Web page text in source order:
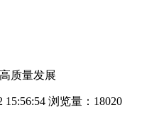
质量发展
15:56:54 浏览量：18020